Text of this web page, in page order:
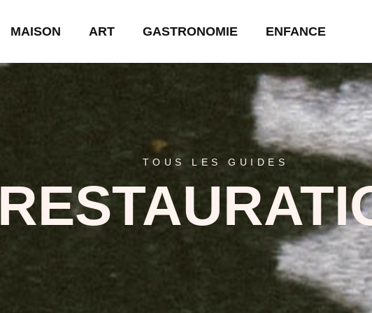
MAISON ART GASTRONOMIE ENFANCE
TOUS LES GUIDES